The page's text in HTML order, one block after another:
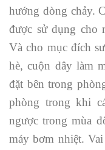
hướng dòng chảy.
được sử dụng cho
Và cho mục đích
hè, cuộn dây làm
đặt bên trong
phòng trong khi
ngược trong mùa
máy bơm nhiệt.